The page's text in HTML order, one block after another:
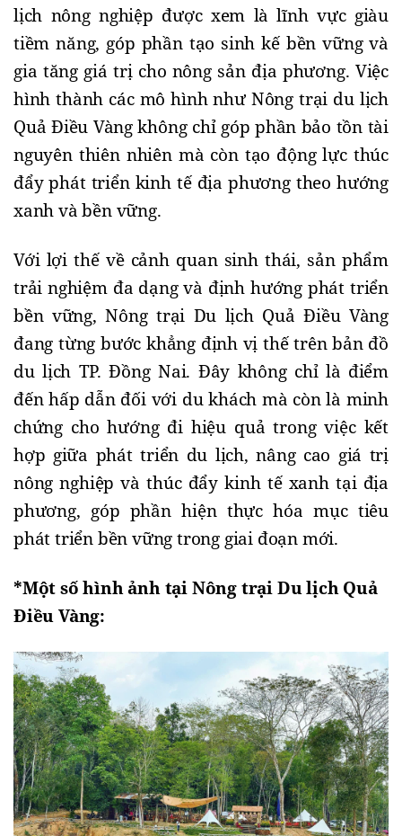
lịch nông nghiệp được xem là lĩnh vực giàu
tiềm năng, góp phần tạo sinh kế bền vững và
gia tăng giá trị cho nông sản địa phương. Việc
hình thành các mô hình như Nông trại du lịch
Quả Điều Vàng không chỉ góp phần bảo tồn tài
nguyên thiên nhiên mà còn tạo động lực thúc
đẩy phát triển kinh tế địa phương theo hướng
xanh và bền vững.
Với lợi thế về cảnh quan sinh thái, sản phẩm
trải nghiệm đa dạng và định hướng phát triển
bền vững, Nông trại Du lịch Quả Điều Vàng
đang từng bước khẳng định vị thế trên bản đồ
du lịch TP. Đồng Nai. Đây không chỉ là điểm
đến hấp dẫn đối với du khách mà còn là minh
chứng cho hướng đi hiệu quả trong việc kết
hợp giữa phát triển du lịch, nâng cao giá trị
nông nghiệp và thúc đẩy kinh tế xanh tại địa
phương, góp phần hiện thực hóa mục tiêu
phát triển bền vững trong giai đoạn mới.
*Một số hình ảnh tại Nông trại Du lịch Quả
Điều Vàng: